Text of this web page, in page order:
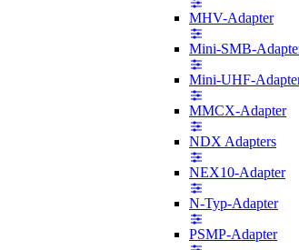
MHV-Adapter
Mini-SMB-
Mini-UHF-
MMCX-Adapter
NDX Adapters
NEX10-Adapter
N-Typ-Adapter
PSMP-Adapter